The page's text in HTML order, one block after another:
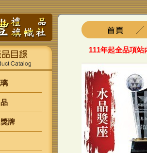
牌
111年起全品項站